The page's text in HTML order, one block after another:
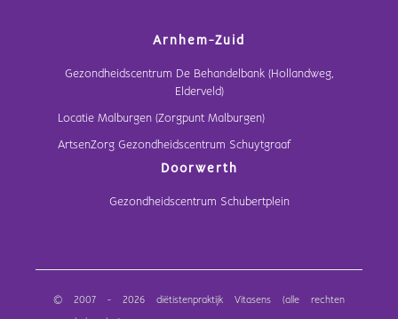
Arnhem-Zuid
Gezondheidscentrum De Behandelbank (Hollandweg,
Elderveld)
Locatie Malburgen (Zorgpunt Malburgen)
ArtsenZorg Gezondheidscentrum Schuytgraaf
Doorwerth
Gezondheidscentrum Schubertplein
© 2007 - 2026 diëtistenpraktijk Vitasens (alle rechten